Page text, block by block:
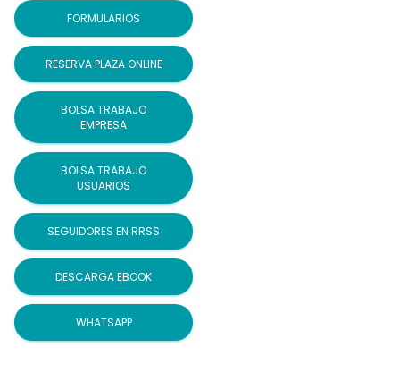
FORMULARIOS
RESERVA PLAZA ONLINE
BOLSA TRABAJO
EMPRESA
BOLSA TRABAJO
USUARIOS
SEGUIDORES EN RRSS
DESCARGA EBOOK
WHATSAPP